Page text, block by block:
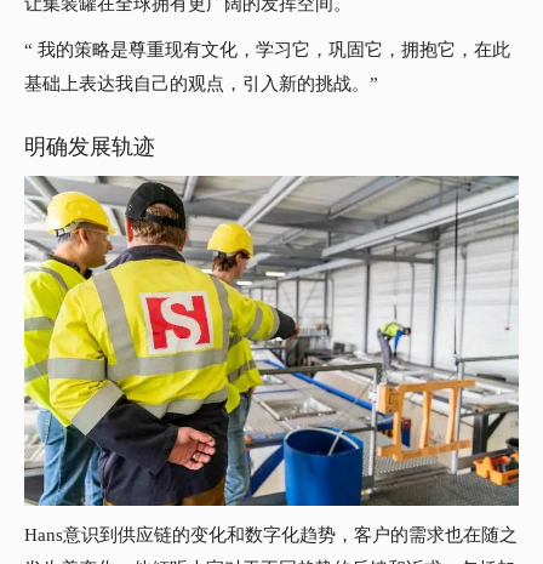
“ 我的策略是尊重现有文化，学习它，巩固它，拥抱它，在此
基础上表达我自己的观点，引入新的挑战。”
明确发展轨迹
Hans意识到供应链的变化和数字化趋势，客户的需求也在随之